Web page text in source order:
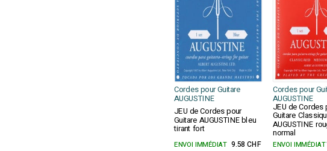
Cordes pour Guitare
AUGUSTINE
Cordes pour
AUGUSTINE
JEU de Cordes pour
Guitare AUGUSTINE bleu
tirant fort
JEU de Cordes
Guitare
AUGUSTINE
normal
ENVOI IMMÉDIAT 9.58 CHF ENVOI IMMÉDIAT